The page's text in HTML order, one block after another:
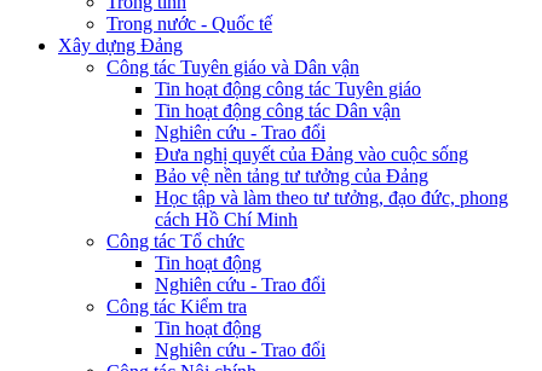
Trong nước - Quốc tế
Xây dựng Đảng
Công tác Tuyên giáo và Dân vận
Tin hoạt động công tác Tuyên giáo
Tin hoạt động công tác Dân vận
Nghiên cứu - Trao đổi
Đưa nghị quyết của Đảng vào cuộc sống
Bảo vệ nền tảng tư tưởng của Đảng
Học tập và làm theo tư tưởng, đạo đức, phong
cách Hồ Chí Minh
Công tác Tổ chức
Tin hoạt động
Nghiên cứu - Trao đổi
Công tác Kiểm tra
Tin hoạt động
Nghiên cứu - Trao đổi